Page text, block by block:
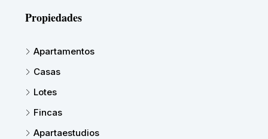
Propiedades
Apartamentos
Casas
Lotes
Fincas
Apartaestudios